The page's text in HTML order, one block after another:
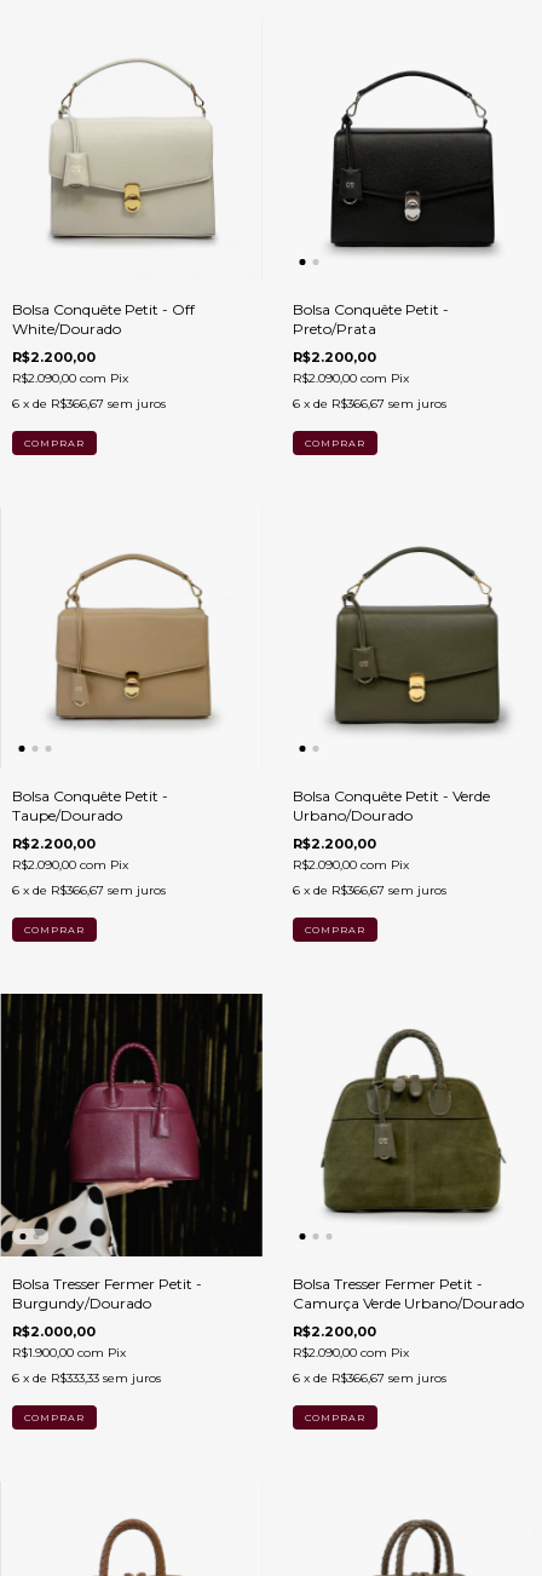
Bolsa Conquête Petit - Off
White/Dourado
R$2.200,00
R$2.090,00 com Pix
6 x de R$366,67 sem juros
Bolsa Conquête Petit -
Preto/Prata
R$2.200,00
R$2.090,00 com Pix
6 x de R$366,67 sem juros
Bolsa Conquête Petit -
Taupe/Dourado
R$2.200,00
R$2.090,00 com Pix
6 x de R$366,67 sem juros
Bolsa Conquête Petit - Verde
Urbano/Dourado
R$2.200,00
R$2.090,00 com Pix
6 x de R$366,67 sem juros
Bolsa Tresser Fermer Petit -
Burgundy/Dourado
R$2.000,00
R$1.900,00 com Pix
6 x de R$333,33 sem juros
Bolsa Tresser Fermer Petit -
Camurça Verde Urbano/Dourado
R$2.200,00
R$2.090,00 com Pix
6 x de R$366,67 sem juros